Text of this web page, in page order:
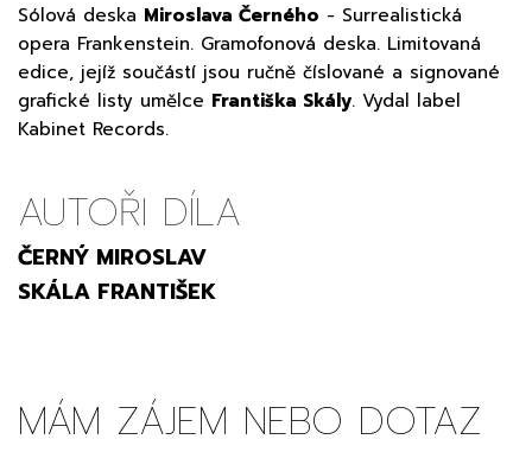
Sólová deska Miroslava Černého - Surrealistická
opera Frankenstein. Gramofonová deska. Limitovaná
edice, jejíž součástí jsou ručně číslované a signované
grafické listy umělce Františka Skály. Vydal label
Kabinet Records.
AUTOŘI DÍLA
ČERNÝ MIROSLAV
SKÁLA FRANTIŠEK
MÁM ZÁJEM NEBO DOTAZ